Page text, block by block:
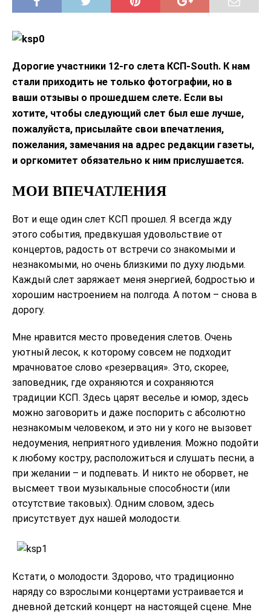
Дорогие участники 12-го слета КСП-South. К нам
стали приходить не только фотографии, но в
ваши отзывы о прошедшем слете. Если вы
хотите, чтобы следующий слет был еше лучше,
пожалуйста, присылайте свои впечатления,
пожелания, замечания на адрес редакции газеты,
и оргкомитет обязательно к ним прислушается.
МОИ ВПЕЧАТЛЕНИЯ
Вот и еще один слет КСП прошел. Я всегда жду
этого события, предвкушая удовольствие от
концертов, радость от встречи со знакомыми и
незнакомыми, но очень близкими по духу людьми.
Каждый слет заряжает меня энергией, бодростью и
хорошим настроением на полгода. А потом – снова в
дорогу.
Мне нравится место проведения слетов. Очень
уютный лесок, к которому совсем не подходит
мрачноватое слово «резервация». Это, скорее,
заповедник, где охраняются и сохраняются
традиции КСП. Здесь царят веселье и юмор, здесь
можно заговорить и даже поспорить с абсолютно
незнакомым человеком, и это ни у кого не вызовет
недоумения, неприятного удивления. Можно подойти
к любому костру, расположиться и слушать песни, а
при желании – и подпевать. И никто не оборвет, не
высмеет твои музыкальные способности (или
отсутствие таковых). Одним словом, здесь
присутствует дух нашей молодости.
Кстати, о молодости. Здорово, что традиционно
наряду со взрослыми концертами устраивается и
дневной детский концерт на настоящей сцене. Мне